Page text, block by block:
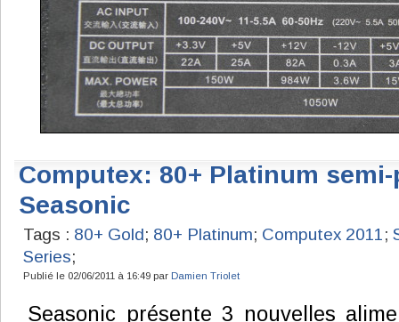
Computex: 80+ Platinum
Seasonic
Tags : 80+ Gold; 80+ Platinum; Computex 2011;
Series;
Publié le 02/06/2011 à 16:49 par Damien Triolet
Seasonic présente 3 nouvelles